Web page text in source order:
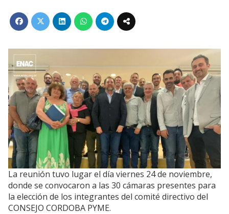
La reunión tuvo lugar el día viernes 24 de noviembre,
donde se convocaron a las 30 cámaras presentes para
la elección de los integrantes del comité directivo del
CONSEJO CORDOBA PYME.